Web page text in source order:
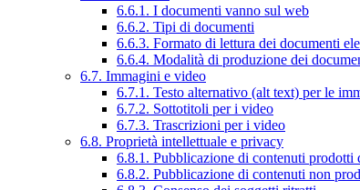
6.6.1. I documenti vanno sul web
6.6.2. Tipi di documenti
6.6.3. Formato di lettura dei documenti
6.6.4. Modalità di produzione dei
6.7. Immagini e video
6.7.1. Testo alternativo (alt text) per le
6.7.2. Sottotitoli per i video
6.7.3. Trascrizioni per i video
6.8. Proprietà intellettuale e privacy
6.8.1. Pubblicazione di contenuti
6.8.2. Pubblicazione di contenuti non